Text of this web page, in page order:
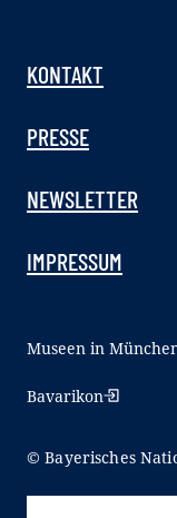
KONTAKT
PRESSE
NEWSLETTER
IMPRESSUM
Museen in
Bavarikon
© Bayerisches